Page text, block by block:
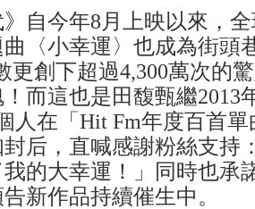
》自今年8月上映以來，
〈小幸運〉也成為街頭
更創下超過4,300萬次的
而這也是田馥甄繼2013
人在「Hit Fm年度百首
后，直喊感謝粉絲支持
的大幸運！」同時也承
新作品持續催生中。